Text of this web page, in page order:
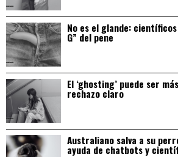
No es el glande:
G” del pene
El ‘ghosting’ puede ser
rechazo claro
Australiano salva a su
ayuda de chatbots y